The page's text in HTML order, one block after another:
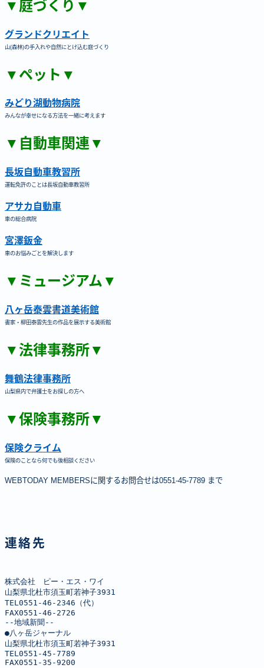
▼庭づくり▼
グランドクリエイト
山(森林)の手入れや自然にとけ込む庭づくり
▼ペット▼
みどり湖動物病院
みんなが幸せになる方法を一緒に考えます
▼自動車関連▼
長坂自動車教習所
運転免許のことは長坂自動車教習所
アサカ自動車
車の総合病院
宮澤鈑金
車のお悩みごとを解決します
▼ミュージアム▼
八ヶ岳泰雲書道美術館
書家・柳田泰雲先生の作品を展示する美術館
▼法律事務所▼
舞鶴法律事務所
山梨県内で弁護士をお探しの方へ
▼保険事務所▼
保険クライム
保険のことなら何でも後相談ください
WEBTODAY MEMBERSに関するお問合せは0551-45-7789 まで
連絡先
株式会社　ピー・エス・ワイ
山梨県北杜市須玉町若神子3931
TEL0551-46-2346（代）
FAX0551-46-2726
--地域新聞--
●八ヶ岳ジャーナル
山梨県北杜市須玉町若神子3931
TEL0551-45-7789
FAX0551-35-9200